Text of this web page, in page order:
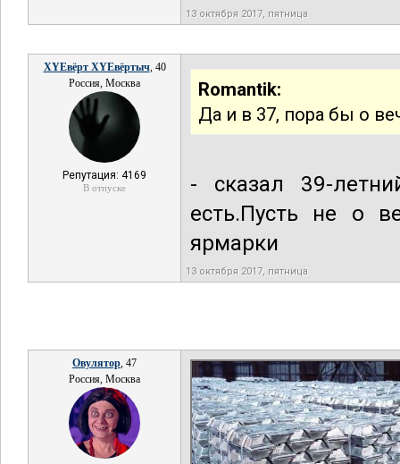
13 октября 2017, пятница
XYEвёрт XYEвёртыч, 40
Россия, Москва
Репутация: 4169
В отпуске
Romantik:
Да и в 37, пора бы о
- сказал 39-
есть.Пусть не о
ярмарки
13 октября 2017, пятница
Овулятор, 47
Россия, Москва